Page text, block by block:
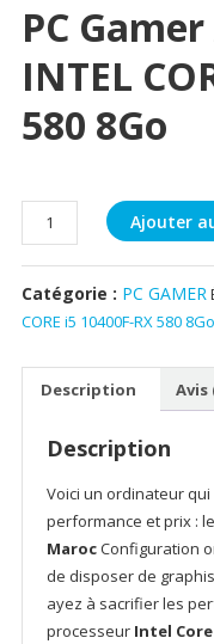
PC
INTEL
580 8Go
quantité
de
PC
Gamer
AIRFLOW
10400F-
8Go
Ajouter
Catégorie : PC GAMER
CORE i5 10400F-RX 580 8Go
Description Avis
Description
Voici un ordinateur
performance et prix : le
MarocConfiguration
de disposer de
ayez à sacrifier les
processeur Intel Core